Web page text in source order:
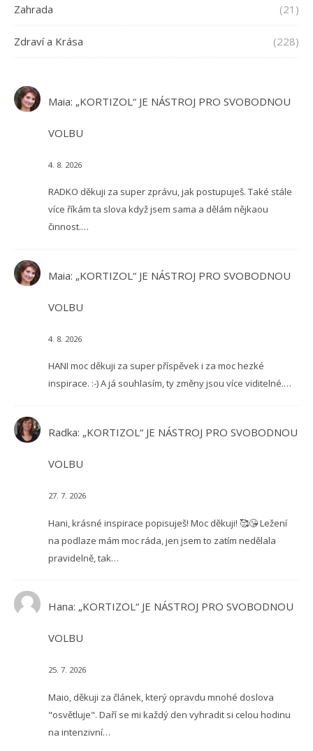
Zahrada (21)
Zdraví a Krása (228)
Maia: „KORTIZOL“ JE NÁSTROJ PRO SVOBODNOU
VOLBU
4. 8. 2026
RADKO děkuji za super zprávu, jak postupuješ. Také stále
více říkám ta slova když jsem sama a dělám nějkaou
činnost.…
Maia: „KORTIZOL“ JE NÁSTROJ PRO SVOBODNOU
VOLBU
4. 8. 2026
HANI moc děkuji za super příspěvek i za moc hezké
inspirace. :-) A já souhlasím, ty změny jsou více viditelné.…
Radka: „KORTIZOL“ JE NÁSTROJ PRO SVOBODNOU
VOLBU
27. 7. 2026
Hani, krásné inspirace popisuješ! Moc děkuji! 🥰😘 Ležení
na podlaze mám moc ráda, jen jsem to zatím nedělala
pravidelně, tak…
Hana: „KORTIZOL“ JE NÁSTROJ PRO SVOBODNOU
VOLBU
25. 7. 2026
Maio, děkuji za článek, který opravdu mnohé doslova
"osvětluje". Daří se mi každý den vyhradit si celou hodinu
na intenzivní…